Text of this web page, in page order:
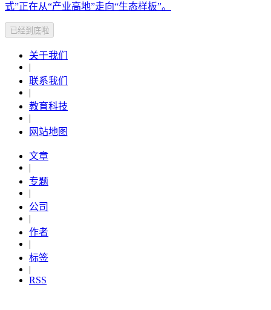
式”正在从“产业高地”走向“生态样板”。
已经到底啦
关于我们
|
联系我们
|
教育科技
|
网站地图
文章
|
专题
|
公司
|
作者
|
标签
|
RSS